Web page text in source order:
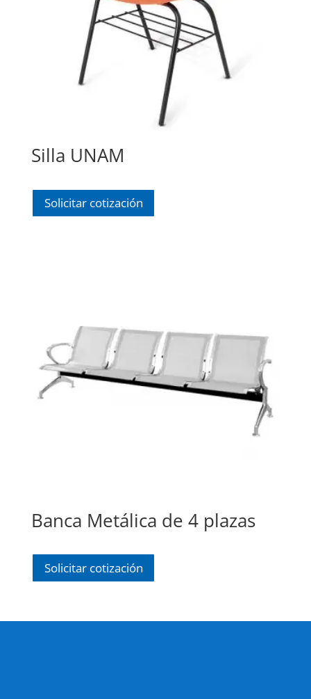
Silla UNAM
Solicitar cotización
Banca Metálica de 4 plazas
Solicitar cotización